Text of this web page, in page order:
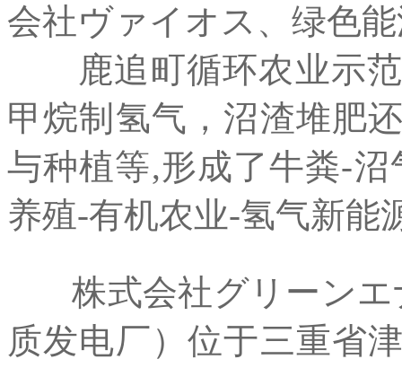
会社ヴァイオス、绿色
鹿追町循环农业示范
甲烷制氢气，沼渣堆肥
与种植等,形成了牛粪-
养殖-有机农业-氢气新能
株式会社グリーンエ
质发电厂）位于三重省